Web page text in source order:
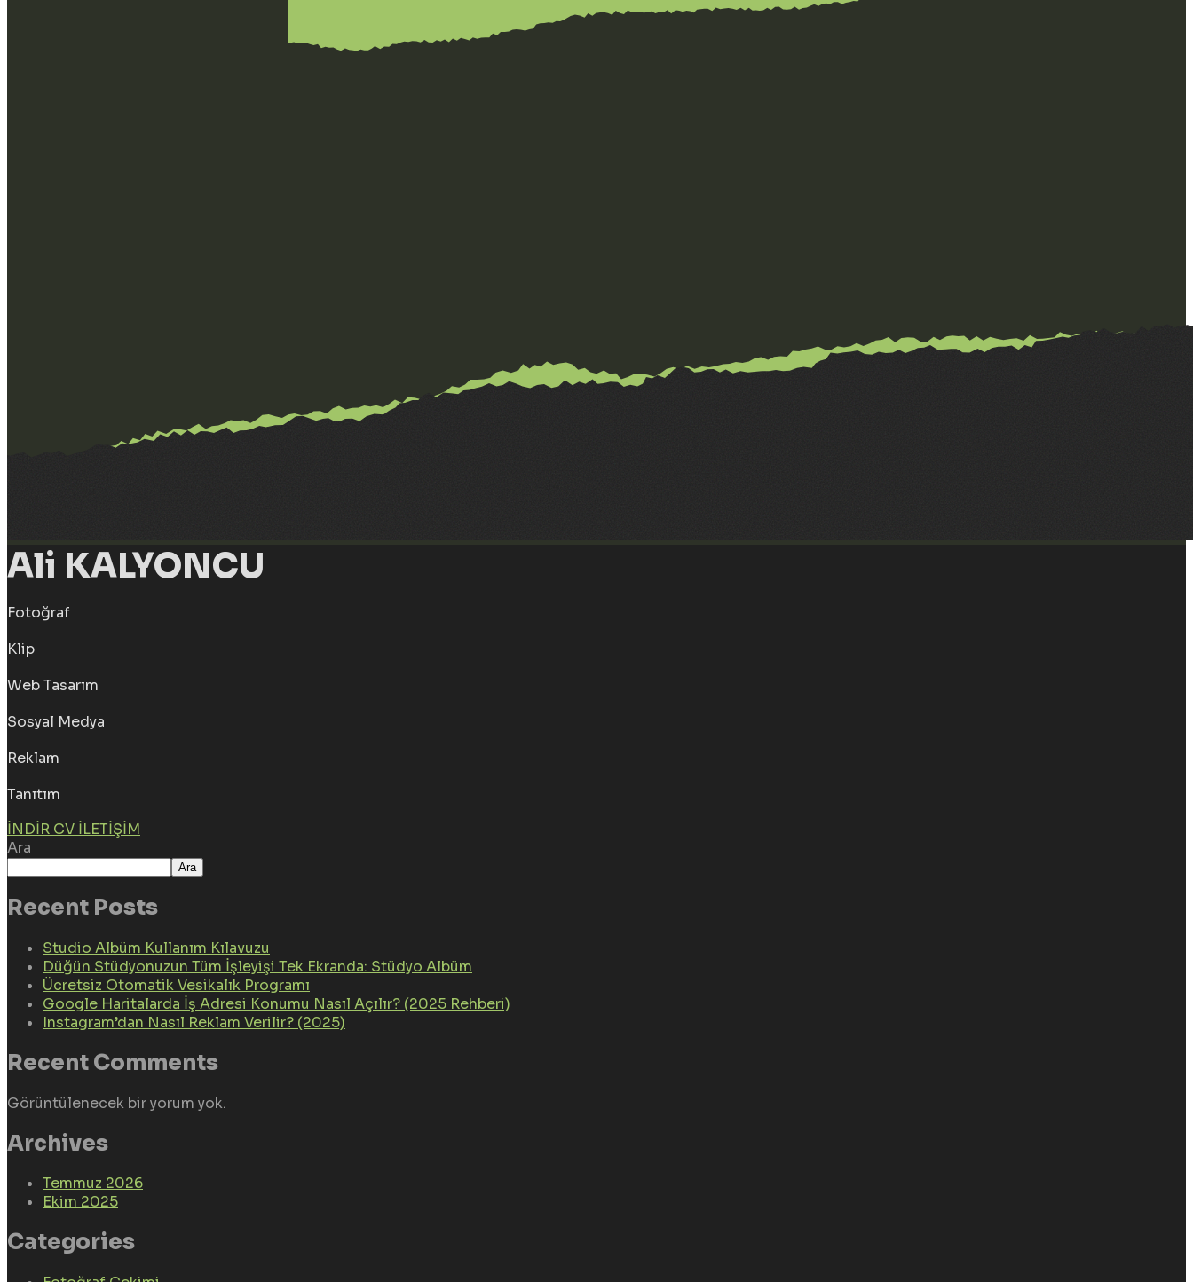
Ali KALYONCU
Fotoğraf
Klip
Web Tasarım
Sosyal Medya
Reklam
Tanıtım
İNDIR CV İLETIŞIM
Ara
Ara
Recent Posts
Studio Albüm Kullanım Kılavuzu
Düğün Stüdyonuzun Tüm İşleyişi Tek Ekranda: Stüdyo Albüm
Ücretsiz Otomatik Vesikalık Programı
Google Haritalarda İş Adresi Konumu Nasıl Açılır? (2025 Rehberi)
Instagram’dan Nasıl Reklam Verilir? (2025)
Recent Comments
Görüntülenecek bir yorum yok.
Archives
Temmuz 2026
Ekim 2025
Categories